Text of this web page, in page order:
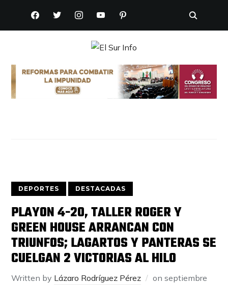
FACEBOOKTWITTERINSTAGRAMYOUTUBEPINTEREST
DEPORTES DESTACADAS
PLAYON 4-20, TALLER ROGER Y
GREEN HOUSE ARRANCAN CON
TRIUNFOS; LAGARTOS Y PANTERAS SE
CUELGAN 2 VICTORIAS AL HILO
Written by Lázaro Rodríguez Pérez onseptiembre